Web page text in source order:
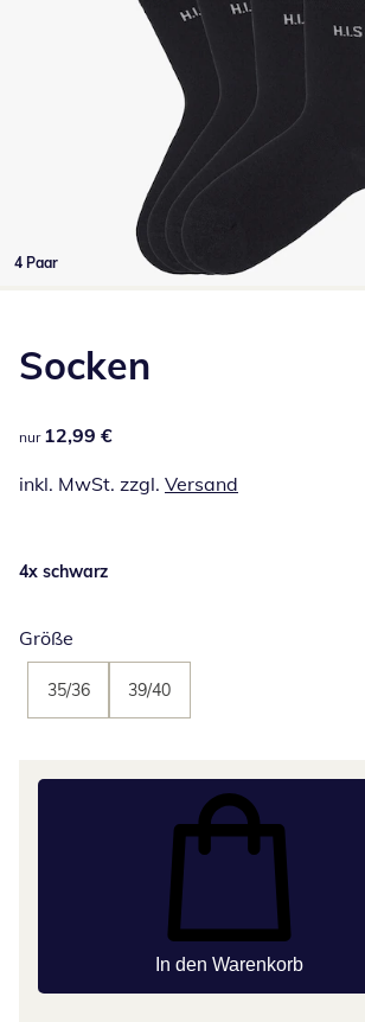
4 Paar
Socken
12,99 €
nur 12,99 €
inkl. MwSt. zzgl. Versand
4x schwarz
Größe
35/36 39/40
In den Warenkorb